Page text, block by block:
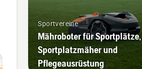
Sportvereine
Mähroboter für Sportplätze,
Sportplatzmäher und
Pflegeausrüstung